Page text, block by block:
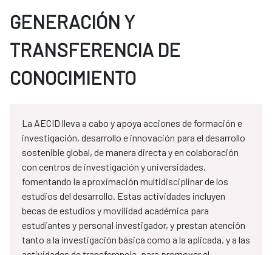
GENERACIÓN Y
TRANSFERENCIA DE
CONOCIMIENTO
La AECID lleva a cabo y apoya acciones de formación e
investigación, desarrollo e innovación para el desarrollo
sostenible global, de manera directa y en colaboración
con centros de investigación y universidades,
fomentando la aproximación multidisciplinar de los
estudios del desarrollo. Estas actividades incluyen
becas de estudios y movilidad académica para
estudiantes y personal investigador, y prestan atención
tanto a la investigación básica como a la aplicada, y a las